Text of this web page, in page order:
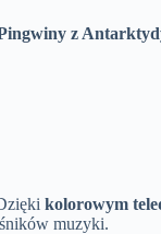
z
kolorowym
muzyki.